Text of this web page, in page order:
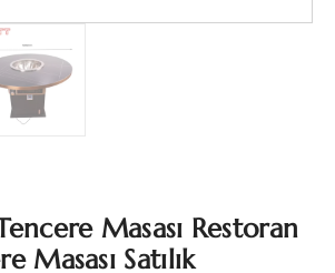
Masası Restoran
Masası Satılık